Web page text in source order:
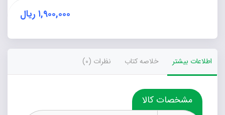
۱,۹۰۰,۰۰۰ ریال
اطلاعات بیشتر خلاصه کتاب نظرات (0)
مشخصات کالا